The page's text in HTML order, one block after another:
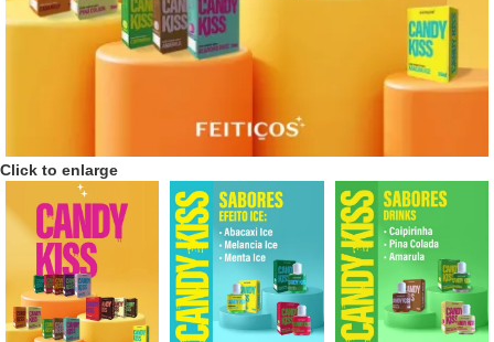
Click to enlarge